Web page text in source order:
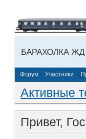
БАРАХОЛКА ЖД
Форум Участники
Активные
Привет,